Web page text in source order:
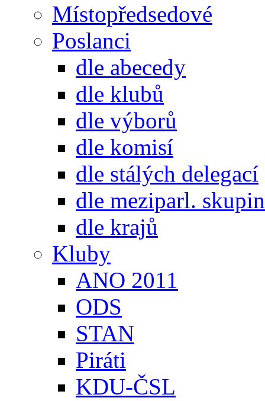
Místopředsedové
Poslanci
dle abecedy
dle klubů
dle výborů
dle komisí
dle stálých delegací
dle meziparl. skupin
dle krajů
Kluby
ANO 2011
ODS
STAN
Piráti
KDU-ČSL